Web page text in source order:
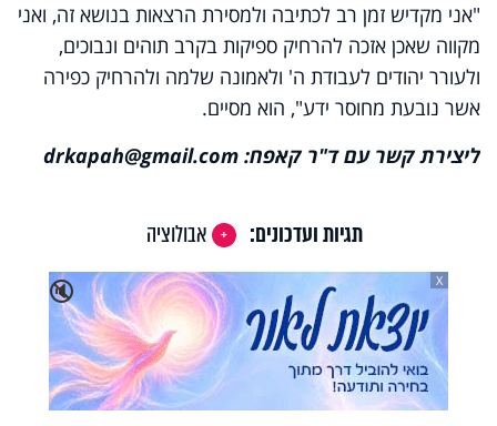
"אני מקדיש זמן רב לכתיבה ולמסירת הרצאות בנושא זה, ואני
מקווה שאכן אזכה להרחיק ספיקות בקרב תוהים ונבוכים,
ולעורר יהודים לעבודת ה' ולאמונה שלמה ולהרחיק כפירה
אשר נובעת מחוסר ידע", הוא מסיים.
ליצירת קשר עם ד"ר קאפח: drkapah@gmail.com
תגיות ועדכונים:
אבולוציה
🔇
X